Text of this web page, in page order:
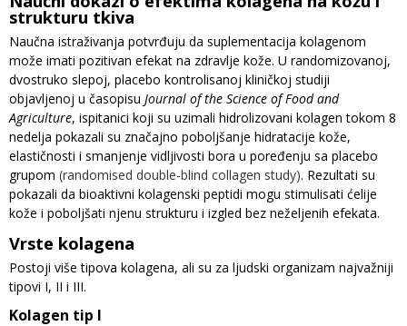
strukturu tkiva
Naučna istraživanja potvrđuju da suplementacija kolagenom
može imati pozitivan efekat na zdravlje kože. U randomizovanoj,
dvostruko slepoj, placebo kontrolisanoj kliničkoj studiji
objavljenoj u časopisu Journal of the Science of Food and
Agriculture, ispitanici koji su uzimali hidrolizovani kolagen tokom 8
nedelja pokazali su značajno poboljšanje hidratacije kože,
elastičnosti i smanjenje vidljivosti bora u poređenju sa placebo
grupom (randomised double-blind collagen study). Rezultati su
pokazali da bioaktivni kolagenski peptidi mogu stimulisati ćelije
kože i poboljšati njenu strukturu i izgled bez neželjenih efekata.
Vrste kolagena
Postoji više tipova kolagena, ali su za ljudski organizam najvažniji
tipovi I, II i III.
Kolagen tip I